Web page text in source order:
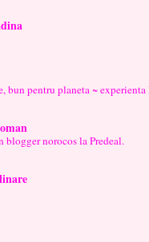
bun pentru planeta ~ experienta
norocos la Predeal.